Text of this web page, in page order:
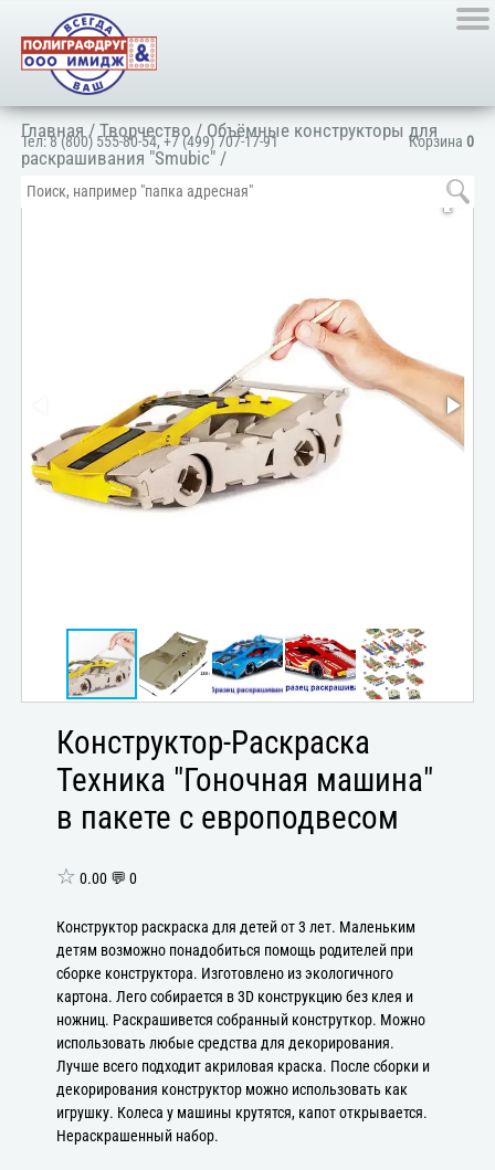
Корзина 0
Тел:8 (800) 555-80-54,+7 (499) 707-17-91
Главная/Творчество/Объёмные конструкторы для
раскрашивания "Smubic" /
Конструктор-Раскраска
Техника "Гоночная машина"
в пакете с европодвесом
☆ 0.00 💬 0
Конструктор раскраска для детей от 3 лет. Маленьким
детям возможно понадобиться помощь родителей при
сборке конструктора. Изготовлено из экологичного
картона. Лего собирается в 3D конструкцию без клея и
ножниц. Раскрашивется собранный конструткор. Можно
использовать любые средства для декорирования.
Лучше всего подходит акриловая краска. После сборки и
декорирования конструктор можно использовать как
игрушку. Колеса у машины крутятся, капот открывается.
Нераскрашенный набор.